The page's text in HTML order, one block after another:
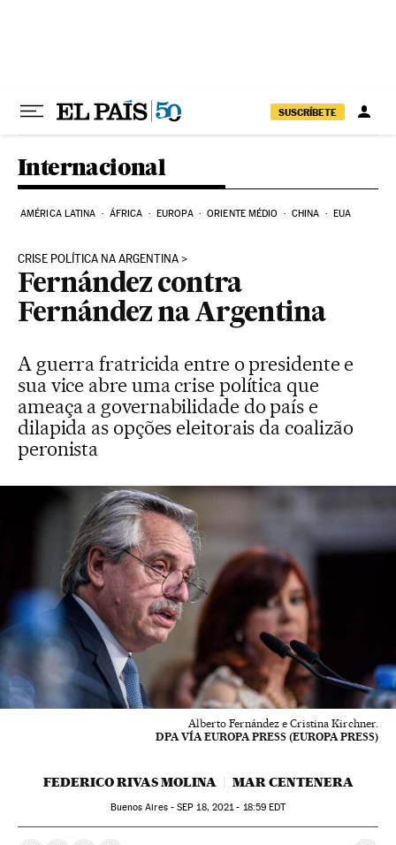
SUSCRÍBETE
Internacional
AMÉRICA LATINA ÁFRICA EUROPA ORIENTE MÉDIO CHINA EUA
CRISE POLÍTICA NA ARGENTINA
Fernández contra
Fernández na Argentina
A guerra fratricida entre o presidente e
sua vice abre uma crise política que
ameaça a governabilidade do país e
dilapida as opções eleitorais da coalizão
peronista
Alberto Fernández e Cristina Kirchner.
DPA VÍA EUROPA PRESS (EUROPA PRESS)
FEDERICO RIVAS MOLINA MAR CENTENERA
Buenos Aires -SEP 18, 2021 - 18:59 EDT